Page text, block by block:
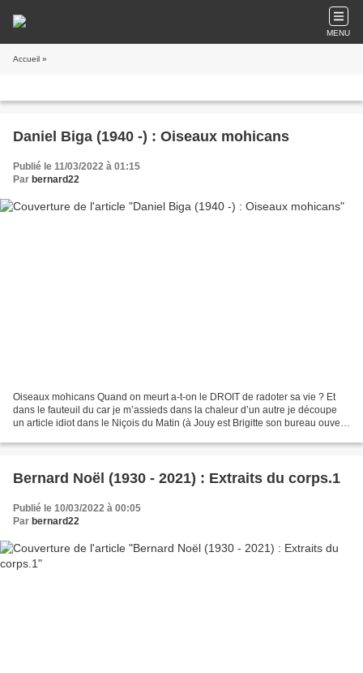
MENU
Accueil »
Daniel Biga (1940 -) : Oiseaux mohicans
Publié le 11/03/2022 à 01:15
Par bernard22
Oiseaux mohicans Quand on meurt a-t-on le DROIT de radoter sa vie ? Et
dans le fauteuil du car je m’assieds dans la chaleur d’un autre je découpe
un article idiot dans le Niçois du Matin (à Jouy est Brigitte son bureau ouvert
Bernard Noël (1930 - 2021) : Extraits du corps.1
Publié le 10/03/2022 à 00:05
Par bernard22